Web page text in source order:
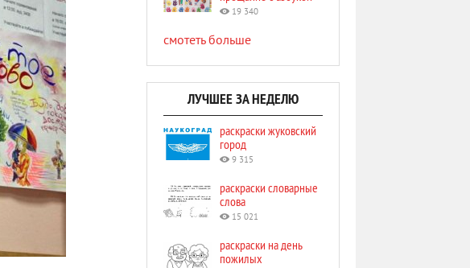
19 340
смотеть больше
ЛУЧШЕЕ ЗА НЕДЕЛЮ
раскраски жуковский
город
9 315
раскраски словарные
слова
15 021
раскраски на день
пожилых